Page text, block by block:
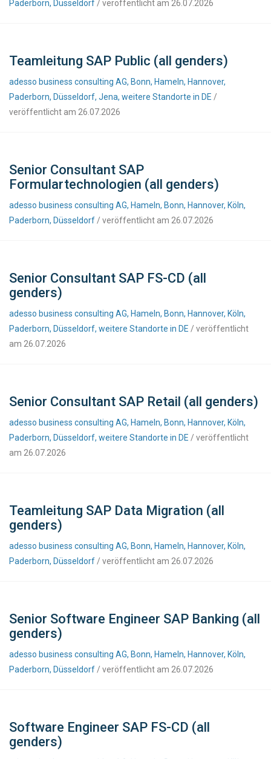
Paderborn, Düsseldorf / veröffentlicht am 26.07.2026
Teamleitung SAP Public (all genders)
adesso business consulting AG, Bonn, Hameln, Hannover,
Paderborn, Düsseldorf, Jena, weitere Standorte in DE /
veröffentlicht am 26.07.2026
Senior Consultant SAP
Formulartechnologien (all genders)
adesso business consulting AG, Hameln, Bonn, Hannover, Köln,
Paderborn, Düsseldorf / veröffentlicht am 26.07.2026
Senior Consultant SAP FS-CD (all
genders)
adesso business consulting AG, Hameln, Bonn, Hannover, Köln,
Paderborn, Düsseldorf, weitere Standorte in DE / veröffentlicht
am 26.07.2026
Senior Consultant SAP Retail (all genders)
adesso business consulting AG, Hameln, Bonn, Hannover, Köln,
Paderborn, Düsseldorf, weitere Standorte in DE / veröffentlicht
am 26.07.2026
Teamleitung SAP Data Migration (all
genders)
adesso business consulting AG, Bonn, Hameln, Hannover, Köln,
Paderborn, Düsseldorf / veröffentlicht am 26.07.2026
Senior Software Engineer SAP Banking (all
genders)
adesso business consulting AG, Bonn, Hameln, Hannover, Köln,
Paderborn, Düsseldorf / veröffentlicht am 26.07.2026
Software Engineer SAP FS-CD (all
genders)